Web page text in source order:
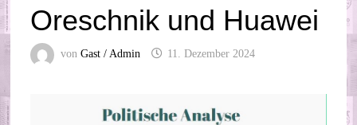
Oreschnik und Huawei
vonGast / Admin 11. Dezember 2024